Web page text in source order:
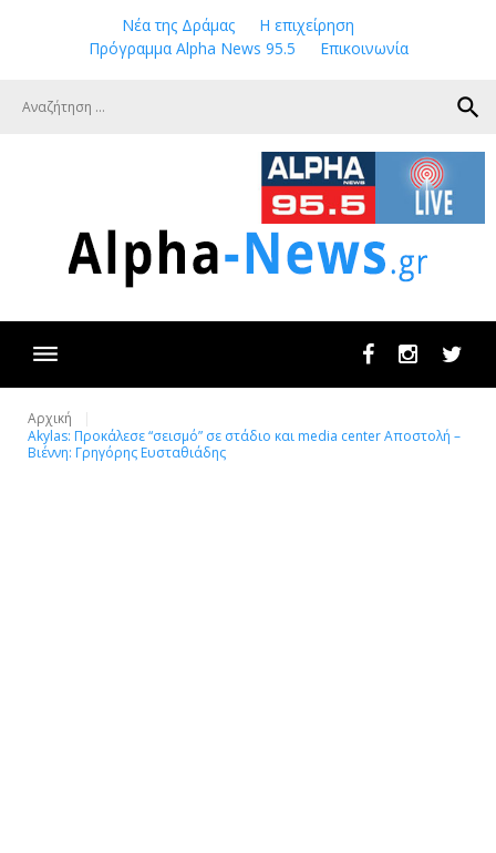
Νέα της Δράμας
Η επιχείρηση
Πρόγραμμα Alpha News 95.5
Επικοινωνία
search
FacebookInstagram
Αρχική
Akylas: Προκάλεσε “σεισμό” σε στάδιο και media center Αποστολή –
Βιέννη: Γρηγόρης Ευσταθιάδης